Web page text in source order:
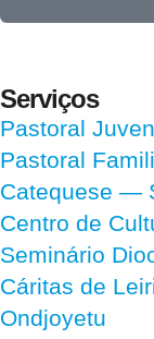
Serviços
Pastoral
Pastoral
Catequese —
Centro de
Seminário
Cáritas de
Ondjoyetu